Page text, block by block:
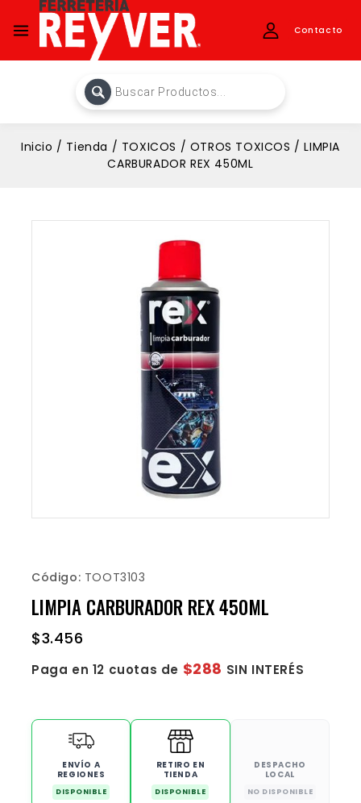
Contacto
Inicio / Tienda / TOXICOS / OTROS TOXICOS / LIMPIA
CARBURADOR REX 450ML
Código: TOOT3103
LIMPIA CARBURADOR REX 450ML
$3.456
Paga en 12 cuotas de $288 SIN INTERÉS
ENVÍO A
REGIONES
DISPONIBLE
RETIRO EN
TIENDA
DISPONIBLE
DESPACHO
LOCAL
NO DISPONIBLE